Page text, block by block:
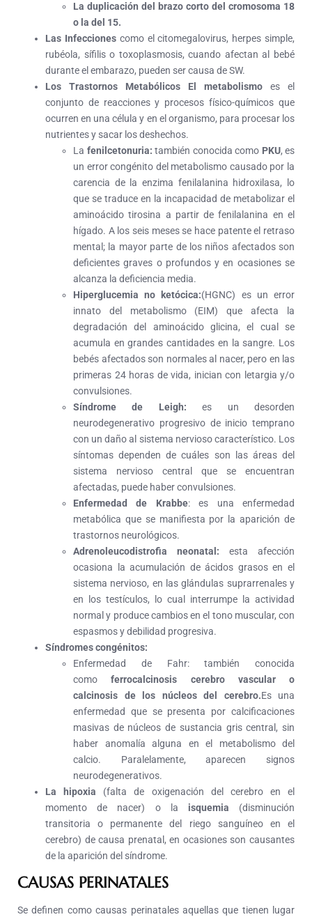
La duplicación del brazo corto del cromosoma 18
o la del 15.
Las Infeccionescomo el citomegalovirus, herpes simple,
rubéola, sífilis o toxoplasmosis, cuando afectan al bebé
durante el embarazo, pueden ser causa de SW.
Los Trastornos Metabólicos
El metabolismo es el
conjunto de reacciones y procesos físico-químicos que
ocurren en una célula y en el organismo, para procesar los
nutrientes y sacar los deshechos.
La fenilcetonuria: también conocida como PKU, es
un error congénito del metabolismo causado por la
carencia de la enzima fenilalanina hidroxilasa, lo
que se traduce en la incapacidad de metabolizar el
aminoácido tirosina a partir de fenilalanina en el
hígado. A los seis meses se hace patente el retraso
mental; la mayor parte de los niños afectados son
deficientes graves o profundos y en ocasiones se
alcanza la deficiencia media.
Hiperglucemia no ketócica:(HGNC) es un error
innato del metabolismo (EIM) que afecta la
degradación del aminoácido glicina, el cual se
acumula en grandes cantidades en la sangre. Los
bebés afectados son normales al nacer, pero en las
primeras 24 horas de vida, inician con letargia y/o
convulsiones.
Síndrome de Leigh:es un desorden
neurodegenerativo progresivo de inicio temprano
con un daño al sistema nervioso característico. Los
síntomas dependen de cuáles son las áreas del
sistema nervioso central que se encuentran
afectadas, puede haber convulsiones.
Enfermedad de Krabbe: es una enfermedad
metabólica que se manifiesta por la aparición de
trastornos neurológicos.
Adrenoleucodistrofia neonatal: esta afección
ocasiona la acumulación de ácidos grasos en el
sistema nervioso, en las glándulas suprarrenales y
en los testículos, lo cual interrumpe la actividad
normal y produce cambios en el tono muscular, con
espasmos y debilidad progresiva.
Síndromes congénitos:
Enfermedad de Fahr: también conocida
comoferrocalcinosis cerebro vascular o
calcinosis de los núcleos del cerebro.Es una
enfermedad que se presenta por calcificaciones
masivas de núcleos de sustancia gris central, sin
haber anomalía alguna en el metabolismo del
calcio. Paralelamente, aparecen signos
neurodegenerativos.
La hipoxia (falta de oxigenación del cerebro en el
momento de nacer) o la isquemia (disminución
transitoria o permanente del riego sanguíneo en el
cerebro) de causa prenatal, en ocasiones son causantes
de la aparición del síndrome.
CAUSAS PERINATALES
Se definen como causas perinatales aquellas que tienen lugar